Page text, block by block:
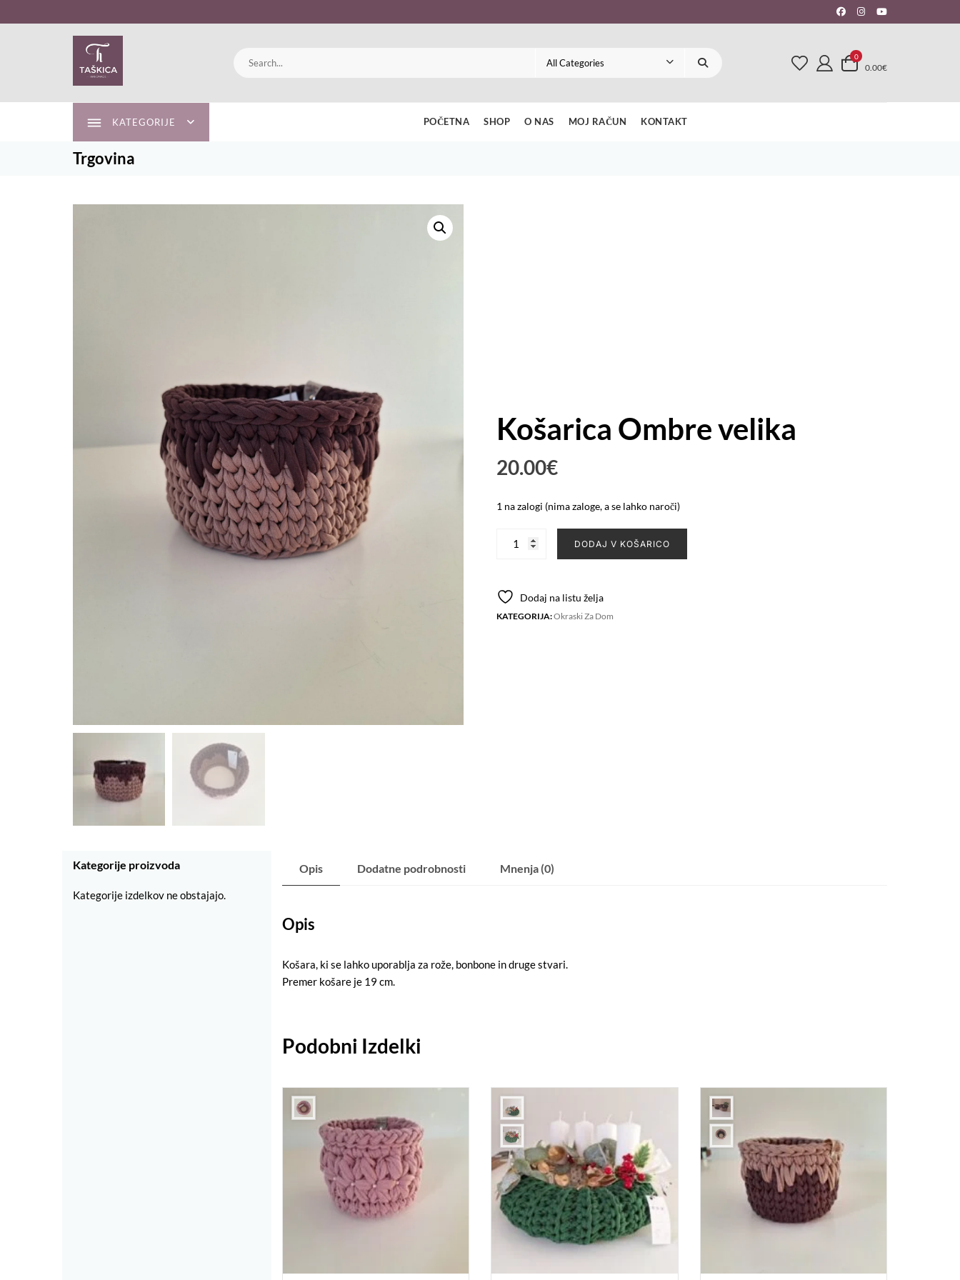
to
0
0.00€
KATEGORIJE POČETNA SHOP O NAS MOJ RAČUN KONTAKT
Trgovina
Košarica Ombre velika
20.00€
1 na zalogi (nima zaloge, a se lahko naroči)
Košarica
količina
DODAJ V KOŠARICO
Dodaj na listu želja
KATEGORIJA:Okraski Za Dom
Kategorije proizvoda
Kategorije izdelkov ne obstajajo.
Opis Dodatne podrobnosti Mnenja (0)
Opis
Košara, ki se lahko uporablja za rože, bonbone in druge stvari.
Premer košare je 19 cm.
Podobni Izdelki